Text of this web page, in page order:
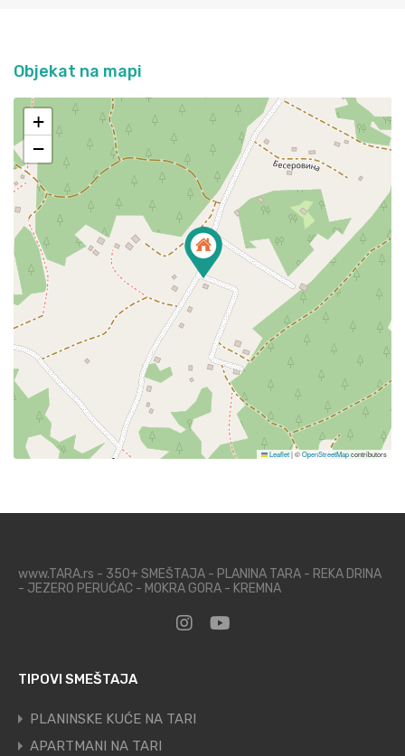
Objekat na mapi
+
−
Leaflet|©OpenStreetMapcontributors
www.TARA.rs - 350+ SMEŠTAJA - PLANINA TARA - REKA DRINA
- JEZERO PERUĆAC - MOKRA GORA - KREMNA
TIPOVI SMEŠTAJA
PLANINSKE KUĆE NA TARI
APARTMANI NA TARI